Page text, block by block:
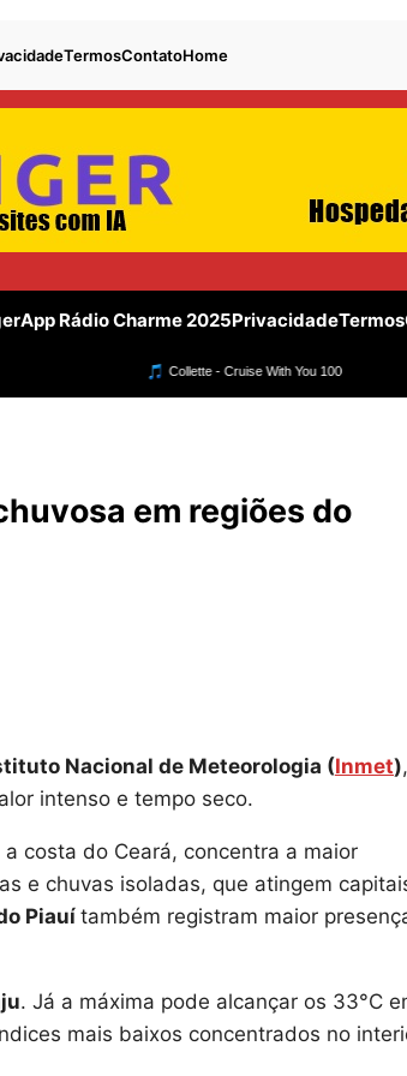
TermosContatoHome
App Rádio Charme 2025PrivacidadeTermos
em regiões do
Nacional de Meteorologia (Inmet)
intenso e tempo seco.
costa do Ceará, concentra a maior
e chuvas isoladas, que atingem
Piauí também registram maior
. Já a máxima pode alcançar os 33°C
mais baixos concentrados no